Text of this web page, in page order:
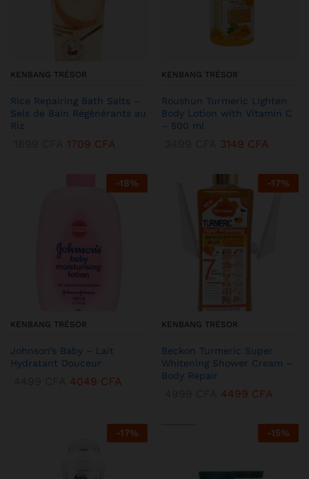
KENBANG TRÉSOR
Rice Repairing Bath Salts –
Sels de Bain Régénérants au
Riz
1709 CFA
KENBANG TRÉSOR
Roushun Turmeric Lighten
Body Lotion with Vitamin C
– 500 ml
3149 CFA
-18%
KENBANG TRÉSOR
Johnson’s Baby – Lait
Hydratant Douceur
4049 CFA
-17%
KENBANG TRÉSOR
Beckon Turmeric Super
Whitening Shower Cream –
Body Repair
4499 CFA
-17% -15%